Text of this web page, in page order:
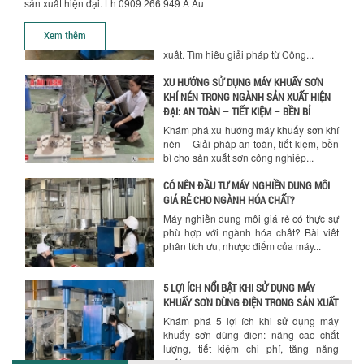
Chính sách giao hàng
Xem thêm
ĐẠI: AN TOÀN – TIẾT KIỆM – BỀN BỈ
bỉ cho sản xuất sơn công nghiệp...
CÓ NÊN ĐẦU TƯ MÁY NGHIỀN DUNG MÔI
GIÁ RẺ CHO NGÀNH HÓA CHẤT?
Máy nghiền dung môi giá rẻ có thực sự
phù hợp với ngành hóa chất? Bài viết
phân tích ưu, nhược điểm của máy...
5 LỢI ÍCH NỔI BẬT KHI SỬ DỤNG MÁY
KHUẤY SƠN DÙNG ĐIỆN TRONG SẢN XUẤT
Khám phá 5 lợi ích khi sử dụng máy
khuấy sơn dùng điện: nâng cao chất
lượng, tiết kiệm chi phí, tăng năng
TỐI ƯU NĂNG SUẤT VÀ CHI PHÍ VỚI MÁY
KHUẤY 3 TRỤC CÔNG SUẤT LỚN
Tối ưu năng suất và tiết kiệm chi phí
hiệu quả với máy khuấy 3 trục công
suất lớn – giải pháp khuấy trộn...